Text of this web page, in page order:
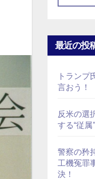
最近の投
トランプ
言おう！
反米の選
する“従属
警察の矜
工機冤罪
決！